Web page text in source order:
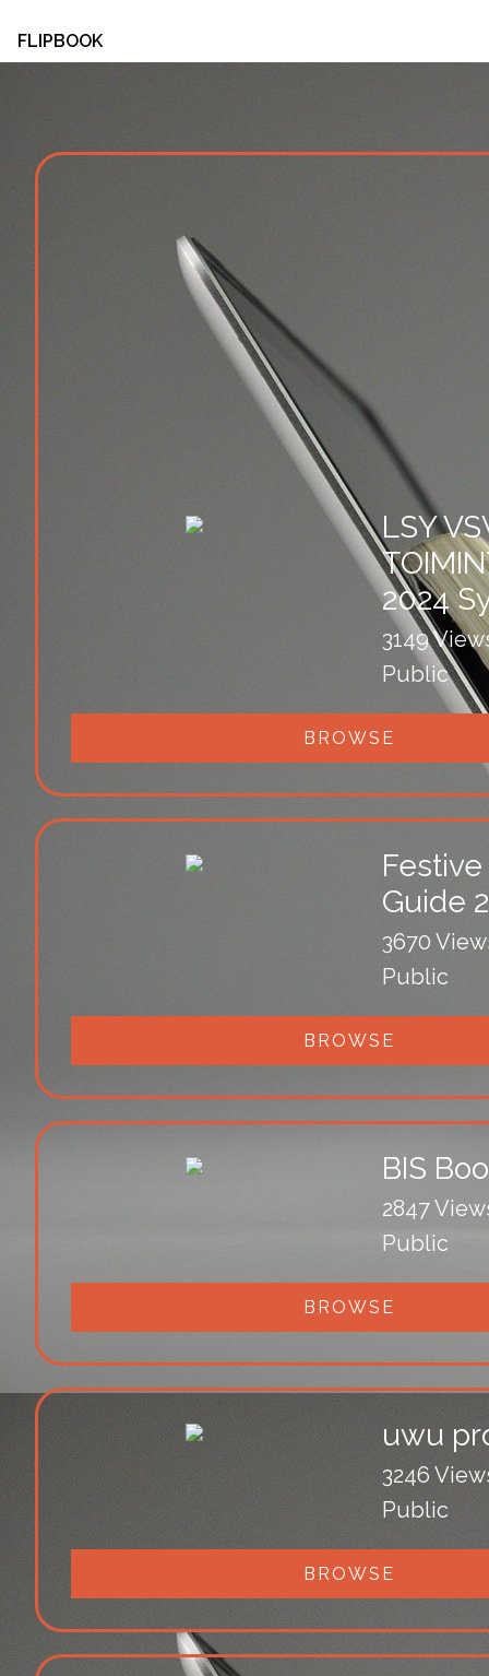
FLIPBOOK
LSY
2024
3149
Public
BROWSE
Guide
3670
Public
BROWSE
BIS
2847
Public
BROWSE
uwu
3246
Public
BROWSE